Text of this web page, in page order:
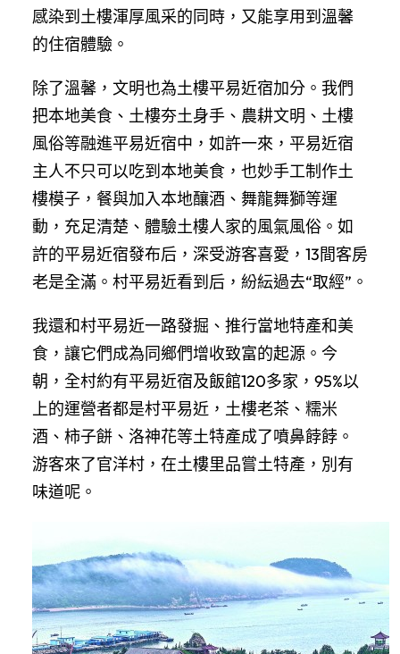
感染到土樓渾厚風采的同時，又能享用到溫馨
的住宿體驗。
除了溫馨，文明也為土樓平易近宿加分。我們
把本地美食、土樓夯土身手、農耕文明、土樓
風俗等融進平易近宿中，如許一來，平易近宿
主人不只可以吃到本地美食，也妙手工制作土
樓模子，餐與加入本地釀酒、舞龍舞獅等運
動，充足清楚、體驗土樓人家的風氣風俗。如
許的平易近宿發布后，深受游客喜愛，13間客房
老是全滿。村平易近看到后，紛紜過去“取經”。
我還和村平易近一路發掘、推行當地特產和美
食，讓它們成為同鄉們增收致富的起源。今
朝，全村約有平易近宿及飯館120多家，95%以
上的運營者都是村平易近，土樓老茶、糯米
酒、柿子餅、洛神花等土特產成了噴鼻餑餑。
游客來了官洋村，在土樓里品嘗土特產，別有
味道呢。